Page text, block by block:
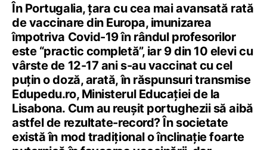
În Portugalia, țara cu cea mai avansată rată
de vaccinare din Europa, imunizarea
împotriva Covid-19 în rândul profesorilor
este “practic completă”, iar 9 din 10 elevi cu
vârste de 12-17 ani s-au vaccinat cu cel
puțin o doză, arată, în răspunsuri transmise
Edupedu.ro, Ministerul Educației de la
Lisabona. Cum au reușit portughezii să aibă
astfel de rezultate-record? În societate
există în mod tradițional o înclinație foarte